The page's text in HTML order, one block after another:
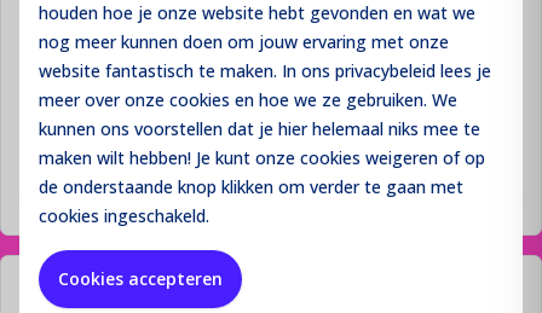
houden hoe je onze website hebt gevonden en wat we
nog meer kunnen doen om jouw ervaring met onze
website fantastisch te maken. In ons privacybeleid lees je
meer over onze cookies en hoe we ze gebruiken. We
kunnen ons voorstellen dat je hier helemaal niks mee te
maken wilt hebben! Je kunt onze cookies weigeren of op
de onderstaande knop klikken om verder te gaan met
cookies ingeschakeld.
Cookies accepteren
Jinko 555 Wp | Black Frame
555 Wp Glas - Folie
Prijzen niet zichtbaar
Inloggen
Jinko 560 Wp | Black Frame